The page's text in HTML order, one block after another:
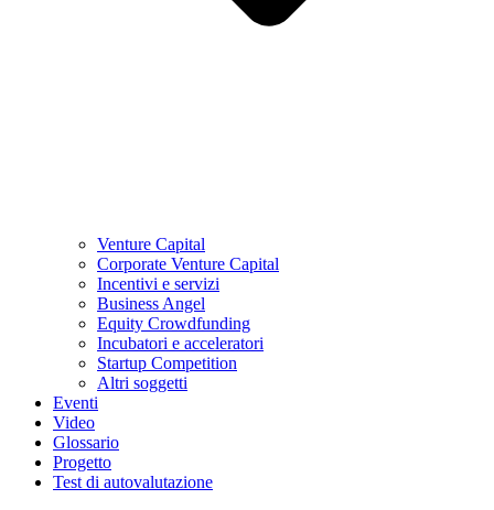
Venture Capital
Corporate Venture Capital
Incentivi e servizi
Business Angel
Equity Crowdfunding
Incubatori e acceleratori
Startup Competition
Altri soggetti
Eventi
Video
Glossario
Progetto
Test di autovalutazione